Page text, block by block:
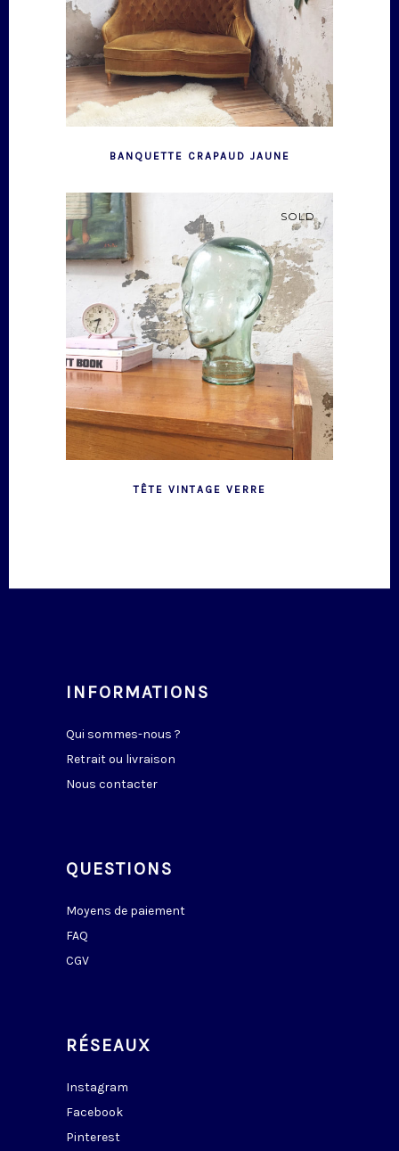
BANQUETTE CRAPAUD JAUNE
SOLD
TÊTE VINTAGE VERRE
INFORMATIONS
Qui sommes-nous ?
Retrait ou livraison
Nous contacter
QUESTIONS
Moyens de paiement
FAQ
CGV
RÉSEAUX
Instagram
Facebook
Pinterest